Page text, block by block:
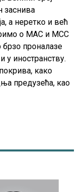
заснива
а неретко и већ
о МАС и МСС
проналазе
у иностранству.
како
предузећа, као